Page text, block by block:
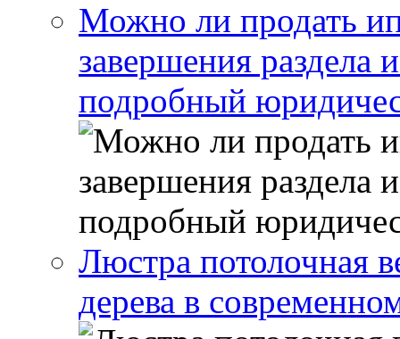
Можно ли продать
завершения
подробный
Люстра потолочная
дерева в